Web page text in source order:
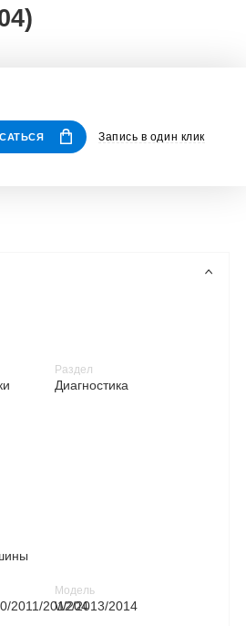
Запись в один клик
Раздел
Диагностика
2011/2012/2013/2014
Модель
W204